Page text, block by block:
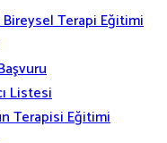
Bireysel Terapi Eğitimi
Listesi
Terapisi Eğitimi